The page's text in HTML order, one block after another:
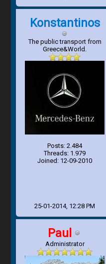
Konstantinos
The public transport from
Greece&World.
Posts: 2.484
Threads: 1.979
Joined: 12-09-2010
25-01-2014, 12:28 PM
Paul
Administrator